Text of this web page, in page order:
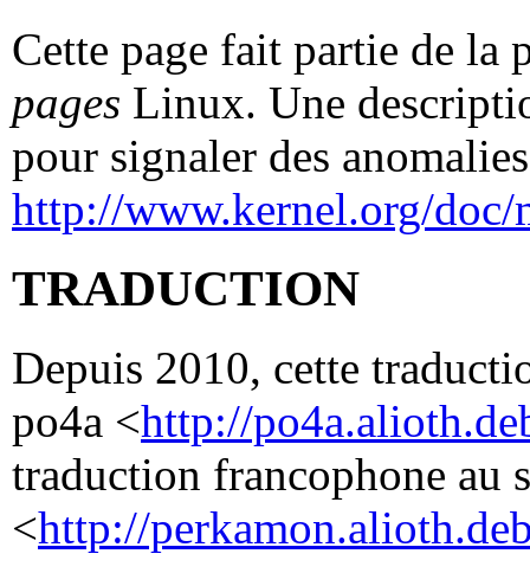
Cette page fait partie de
pages Linux. Une
pour signaler des
http://www.kernel.org/doc/
TRADUCTION
Depuis 2010, cette
po4a <http://
traduction francophone au
<http://